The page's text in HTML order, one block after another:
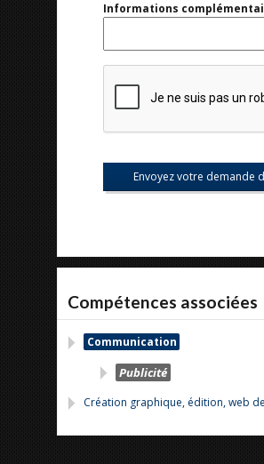
Informations
Compétences associées
Communication
Publicité
Création graphique, édition, web